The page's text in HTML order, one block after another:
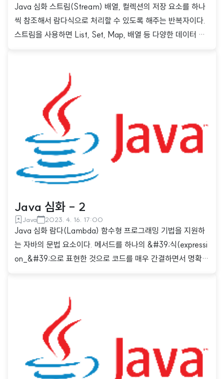
Java 심화 스트림(Stream) 배열, 컬렉션의 저장 요소를 하나
씩 참조해서 람다식으로 처리할 수 있도록 해주는 반복자이다.
스트림을 사용하면 List, Set, Map, 배열 등 다양한 데이터 소
하고 이를 활용하면 다량의 데이터에 복잡한 연산을 수행하면
서 가독성과 재사용성이 높은 코드를 작성할 수 있다. 스트림의
특징 스트림 처리 과정은 생성, 중간 연산, 최종 연산 세 단계의
파이프라인으로 구성 스트림은 원본 데이터 소스를 변경하지
않음(read-only) 일회용(onetime-only) 내부 반복자 스트림
의 생성 스트림으로 데이터를 처리하기 위해서는 가정 먼저 스
트림을 생성..
Java 심화 - 2
Java 2023. 4. 16. 17:00
Java 심화 람다(Lambda) 함수형 프로그래밍 기법을 지원하
는 자바의 문법 요소이다. 메서드를 하나의 &#39;식(expressi
on_&#39;으로 표현한 것으로 코드를 매우 간결하면서 명확하
지향 프로그래밍과 함수형 프로그래밍을 혼합하는 방식으로 보
다 효율적인 프로그래밍을 할 수 있게 되었다. 람다식의 기본 문
법 기본적으로 반환타입과 이름을 생략 가능 익명 함수(annon
ymous function)라 부르기도 함 메서드 바디에 문장이 실행문
이 하나만 존재할 때 중괄호와 return문을 생략 가능하며 이 경
우 세미콜론까지 생략해야 함 매개변수 타입을 함수형 인터페